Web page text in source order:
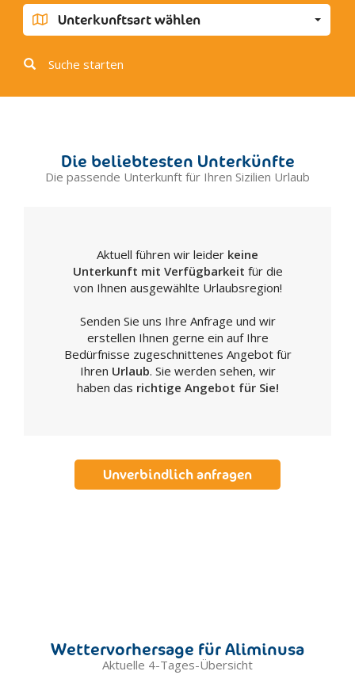
Joppolo Giancaxio
Lampedusa
Licata
Lucca Sicula
Montevago
Raffadali
Realmonte
Sambuca di Sicilia
San Biagio Platani
Santa Margherita di Belice
Sant'Angelo Muxaro
Butera
Unterkunftsart wählen
Suche starten
Die beliebtesten Unterkünfte
Die passende Unterkunft für Ihren Sizilien Urlaub
Aktuell führen wir leider keine
Unterkunft mit Verfügbarkeit für die
von Ihnen ausgewählte Urlaubsregion!
Senden Sie uns Ihre Anfrage und wir
erstellen Ihnen gerne ein auf Ihre
Bedürfnisse zugeschnittenes Angebot für
Ihren Urlaub. Sie werden sehen, wir
haben das richtige Angebot für Sie!
Unverbindlich anfragen
Wettervorhersage für Aliminusa
Aktuelle 4-Tages-Übersicht